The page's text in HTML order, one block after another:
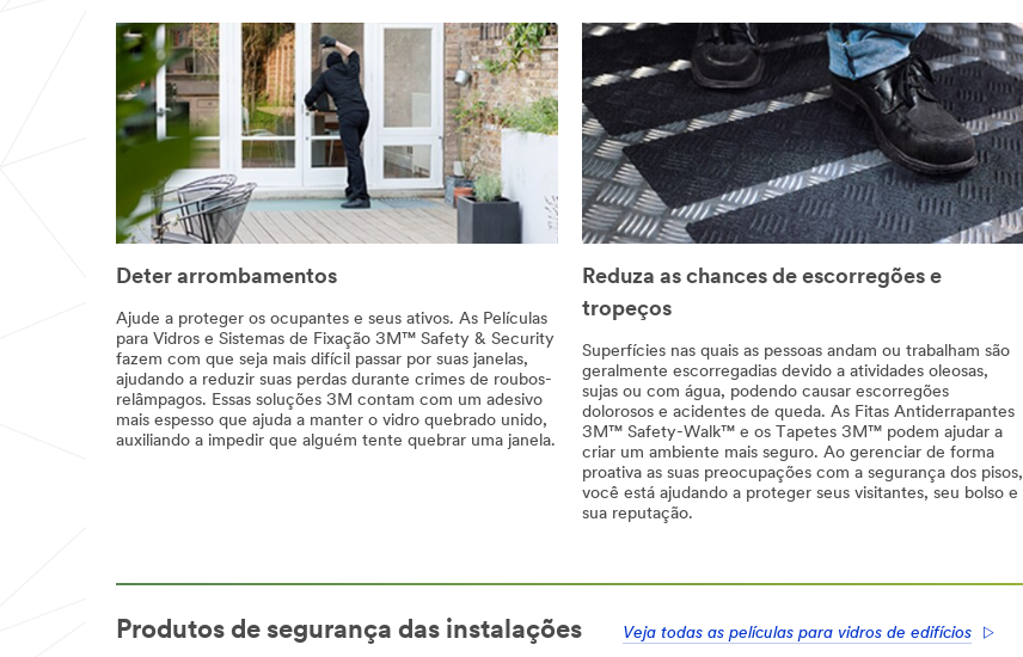
Deter arrombamentos
Ajude a proteger os ocupantes e seus ativos. As Películas
para Vidros e Sistemas de Fixação 3M™ Safety & Security
fazem com que seja mais difícil passar por suas janelas,
ajudando a reduzir suas perdas durante crimes de roubos-
relâmpagos. Essas soluções 3M contam com um adesivo
mais espesso que ajuda a manter o vidro quebrado unido,
auxiliando a impedir que alguém tente quebrar uma janela.
Reduza as chances de escorregões e
tropeços
Superfícies nas quais as pessoas andam ou trabalham são
geralmente escorregadias devido a atividades oleosas,
sujas ou com água, podendo causar escorregões
dolorosos e acidentes de queda. As Fitas Antiderrapantes
3M™ Safety-Walk™ e os Tapetes 3M™ podem ajudar a
criar um ambiente mais seguro. Ao gerenciar de forma
proativa as suas preocupações com a segurança dos pisos,
você está ajudando a proteger seus visitantes, seu bolso e
sua reputação.
Produtos de segurança das instalações Veja todas as películas para vidros de edifícios